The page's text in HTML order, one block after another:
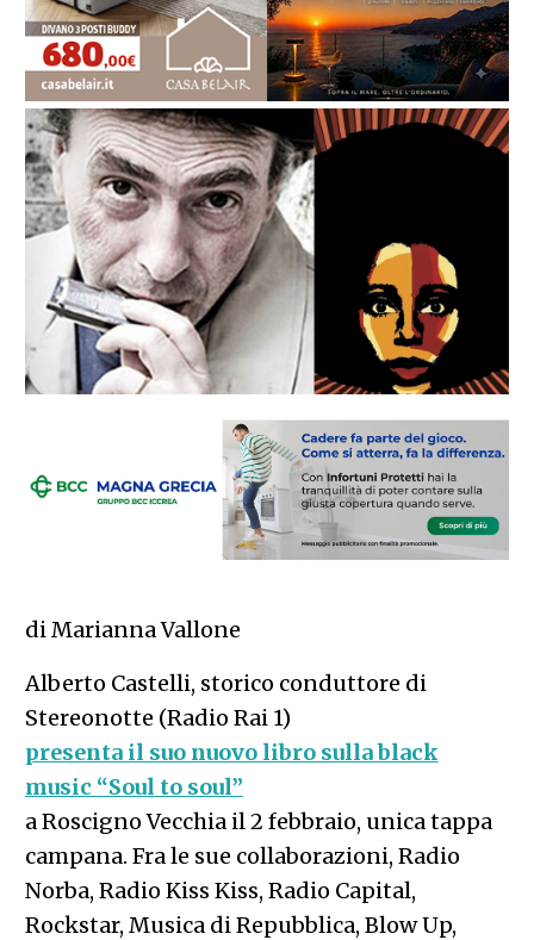
di Marianna Vallone
Alberto Castelli, storico conduttore di
Stereonotte (Radio Rai 1)
presenta il suo nuovo libro sulla black
music “Soul to soul”
a Roscigno Vecchia il 2 febbraio, unica tappa
campana. Fra le sue collaborazioni, Radio
Norba, Radio Kiss Kiss, Radio Capital,
Rockstar, Musica di Repubblica, Blow Up,